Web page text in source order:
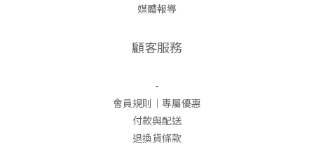
媒體報導
顧客服務
-
會員規則｜專屬優惠
付款與配送
退換貨條款